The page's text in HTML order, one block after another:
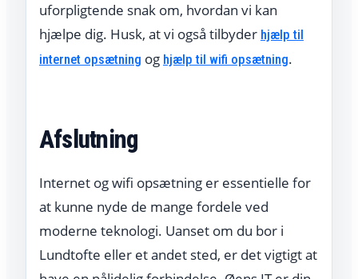
uforpligtende snak om, hvordan vi kan
hjælpe dig. Husk, at vi også tilbyder hjælp til
internet opsætning og hjælp til wifi opsætning.
Afslutning
Internet og wifi opsætning er essentielle for
at kunne nyde de mange fordele ved
moderne teknologi. Uanset om du bor i
Lundtofte eller et andet sted, er det vigtigt at